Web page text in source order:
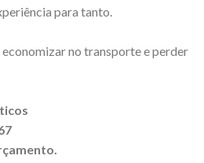
para tanto.
economizar no transporte e perder